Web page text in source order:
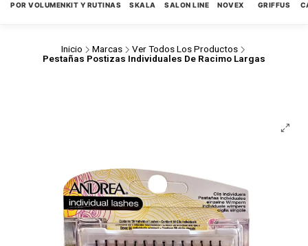
POR VOLUMENKIT Y RUTINAS SKALA SALON LINE NOVEX GRIFFUS
Inicio Marcas
Ver Todos Los Productos
Pestañas Postizas Individuales De Racimo Largas